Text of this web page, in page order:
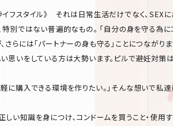
イフスタイル》 それは日常生活だけでなく、SEX
特別ではない普遍的なもの。 「自分の身を守る為
さらには「パートナーの身も守る」ことにつながりま
いをしている方は大勢います。ピルで避妊対策
に購入できる環境を作りたい。」そんな想いで私
い知識を身につけ、コンドームを買うこと・使用す